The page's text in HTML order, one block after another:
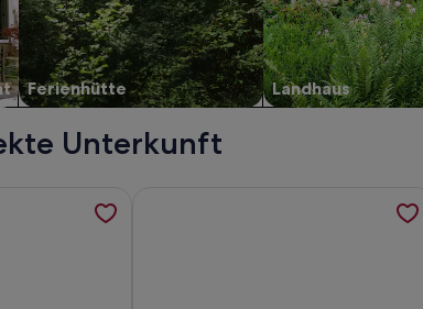
Ferienhütte Landhaus
Unterkunft